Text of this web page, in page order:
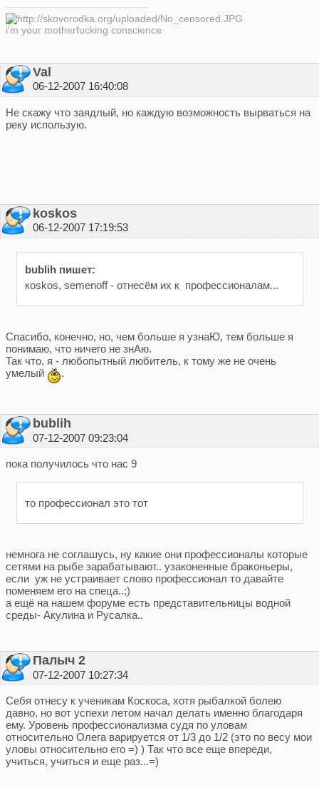
i'm your motherfucking conscience
Val
06-12-2007 16:40:08
Не скажу что заядлый, но каждую возможность вырваться на
реку использую.
koskos
06-12-2007 17:19:53
bublih пишет:
кoskos, semenoff - отнесём их к профессионалам...
Спасибо, конечно, но, чем больше я узнаЮ, тем больше я
понимаю, что ничего не знАю.
Так что, я - любопытный любитель, к тому же не очень
умелый
.
bublih
07-12-2007 09:23:04
пока получилось что нас 9
то профессионал это тот
немнога не соглашусь, ну какие они профессионалы которые
сетями на рыбе зарабатывают.. узаконенные браконьеры,
если уж не устраивает слово профессионал то давайте
поменяем его на спеца..;)
а ещё на нашем форуме есть представительницы водной
среды- Акулина и Русалка..
Палыч 2
07-12-2007 10:27:34
Себя отнесу к ученикам Коскоса, хотя рыбалкой болею
давно, но вот успехи летом начал делать именно благодаря
ему. Уровень профессионализма судя по уловам
относительно Олега варируется от 1/3 до 1/2 (это по весу мои
уловы относительно его =) ) Так что все еще впереди,
учиться, учиться и еще раз...=)